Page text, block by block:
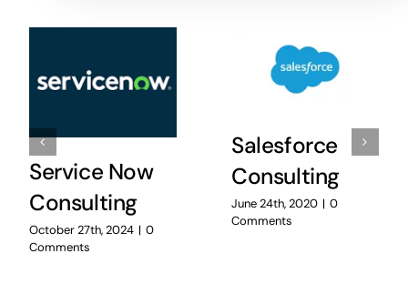
Service Now
Consulting
October 27th, 2024 | 0
Comments
Salesforce
Consulting
June 24th, 2020 | 0
Comments